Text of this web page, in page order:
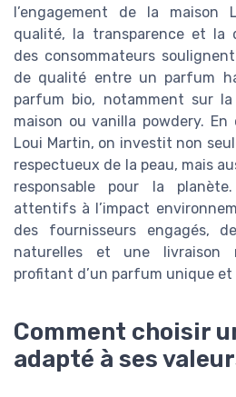
l’engagement de la maison
qualité, la transparence et la
des consommateurs
de qualité entre un parfum
parfum bio, notamment sur
maison ou vanilla powdery.
Loui Martin, on investit non
respectueux de la peau, mais
responsable pour la
attentifs à l’impact
des fournisseurs engagés,
naturelles et une livraison
profitant d’un parfum unique
Comment choisir
adapté à ses